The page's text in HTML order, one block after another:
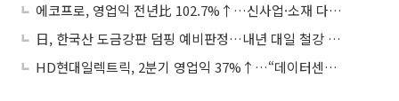
에코프로, 영업익 전년比 102.7%↑…신사업·소재 다각화 박차
日, 한국산 도금강판 덤핑 예비판정…내년 대일 철강 수출 ‘빨간불’
HD현대일렉트릭, 2분기 영업익 37%↑…“데이터센터 사업, 새로운 성장 축”